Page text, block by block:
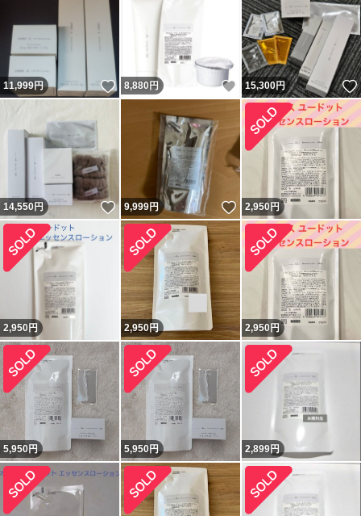
11,999円 いいね！
8,880 円 いいね！
15,300円
14,550円 いいね！
9,999円 いいね！
2,950 円
2,950円 2,950円 2,950 円
5,950円 5,950円 2,899円